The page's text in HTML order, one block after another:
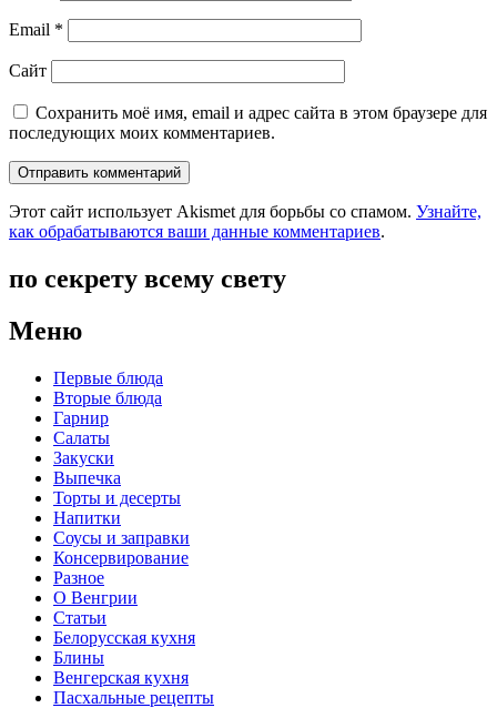
Email *
Сайт
Сохранить моё имя, email и адрес сайта в этом браузере для
последующих моих комментариев.
Этот сайт использует Akismet для борьбы со спамом. Узнайте,
как обрабатываются ваши данные комментариев.
по секрету всему свету
Меню
Первые блюда
Вторые блюда
Гарнир
Салаты
Закуски
Выпечка
Торты и десерты
Напитки
Соусы и заправки
Консервирование
Разное
О Венгрии
Статьи
Белорусская кухня
Блины
Венгерская кухня
Пасхальные рецепты